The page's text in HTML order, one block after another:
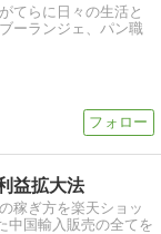
てらに日々の生活と
ーランジェ、パン職
益拡大法
稼ぎ方を楽天ショッ
中国輸入販売の全てを